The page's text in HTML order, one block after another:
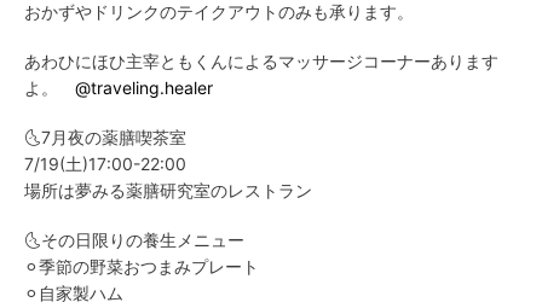
おかずやドリンクのテイクアウトのみも承ります。
あわひにほひ主宰ともくんによるマッサージコーナーあります
よ。 @traveling.healer
🌜7月夜の薬膳喫茶室
7/19(土)17:00-22:00
場所は夢みる薬膳研究室のレストラン
🌜その日限りの養生メニュー
⚪︎季節の野菜おつまみプレート
⚪︎自家製ハム